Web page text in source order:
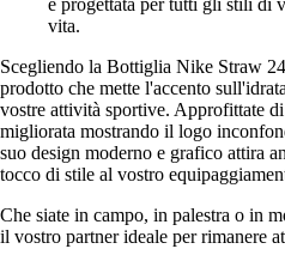
è progettata per tutti gli stili di
vita.
Scegliendo la Bottiglia Nike Straw
prodotto che mette l'accento
vostre attività sportive. Approfittate
migliorata mostrando il logo
suo design moderno e grafico attira
tocco di stile al vostro
Che siate in campo, in palestra o in
il vostro partner ideale per rimanere